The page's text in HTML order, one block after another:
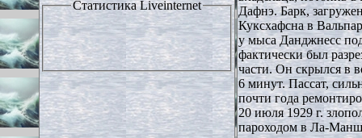
СтатистикаLiveinternet
Дафнэ. Барк,
Куксхафсна в
у мыса Данджнесс
фактически был
части. Он скрылся в
6 минут. Пассат,
почти года
20 июля 1929 г.
пароходом в Ла-